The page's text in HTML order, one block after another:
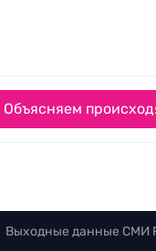
Объясняем
Выходные данные СМИ